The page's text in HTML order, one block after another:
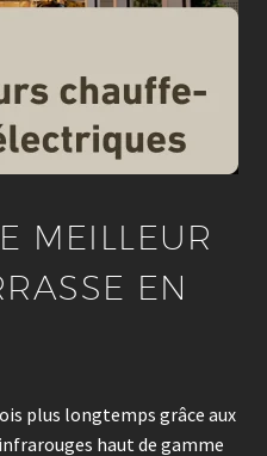
MEILLEUR
EN
plus longtemps grâce aux
haut de gamme